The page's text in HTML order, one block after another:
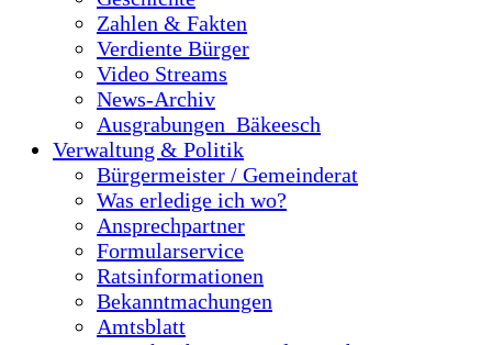
Zahlen & Fakten
Verdiente Bürger
Video Streams
News-Archiv
Ausgrabungen_Bäkeesch
Verwaltung & Politik
Bürgermeister / Gemeinderat
Was erledige ich wo?
Ansprechpartner
Formularservice
Ratsinformationen
Bekanntmachungen
Amtsblatt